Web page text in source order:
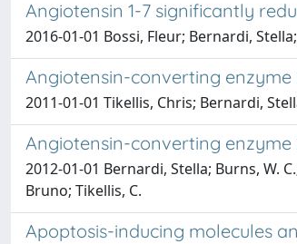
Angiotensin 1-7 significantly
2016-01-01 Bossi, Fleur; Bernardi,
Angiotensin-converting
2011-01-01 Tikellis, Chris; Bernardi,
Angiotensin-converting
2012-01-01 Bernardi, Stella; Burns, W.
Bruno; Tikellis, C.
Apoptosis-inducing molecules